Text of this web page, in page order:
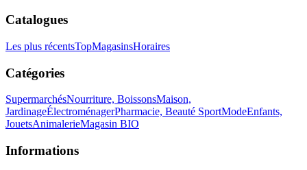
Catalogues
Les plus récentsTopMagasinsHoraires
Catégories
SupermarchésNourriture, BoissonsMaison,
JardinageÉlectroménagerPharmacie, Beauté SportModeEnfants,
JouetsAnimalerieMagasin BIO
Informations